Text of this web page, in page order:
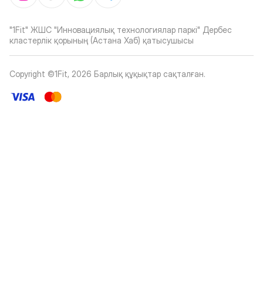
"1Fit" ЖШС "Инновациялық технологиялар паркі" Дербес
кластерлік қорының (Астана Хаб) қатысушысы
Copyright ©1Fit, 2026 Барлық құқықтар сақталған.